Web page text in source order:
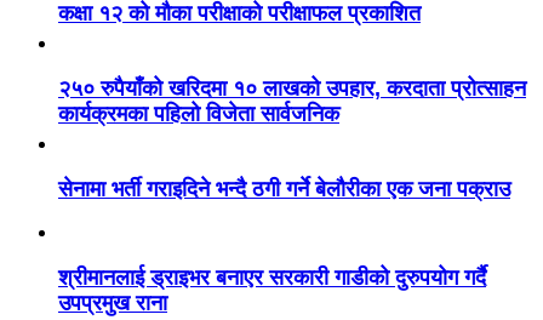
कक्षा १२ को मौका परीक्षाको परीक्षाफल प्रकाशित
२५० रुपैयाँको खरिदमा १० लाखको उपहार, करदाता प्रोत्साहन
कार्यक्रमका पहिलो विजेता सार्वजनिक
सेनामा भर्ती गराइदिने भन्दै ठगी गर्ने बेलौरीका एक जना पक्राउ
श्रीमानलाई ड्राइभर बनाएर सरकारी गाडीको दुरुपयोग गर्दै
उपप्रमुख राना